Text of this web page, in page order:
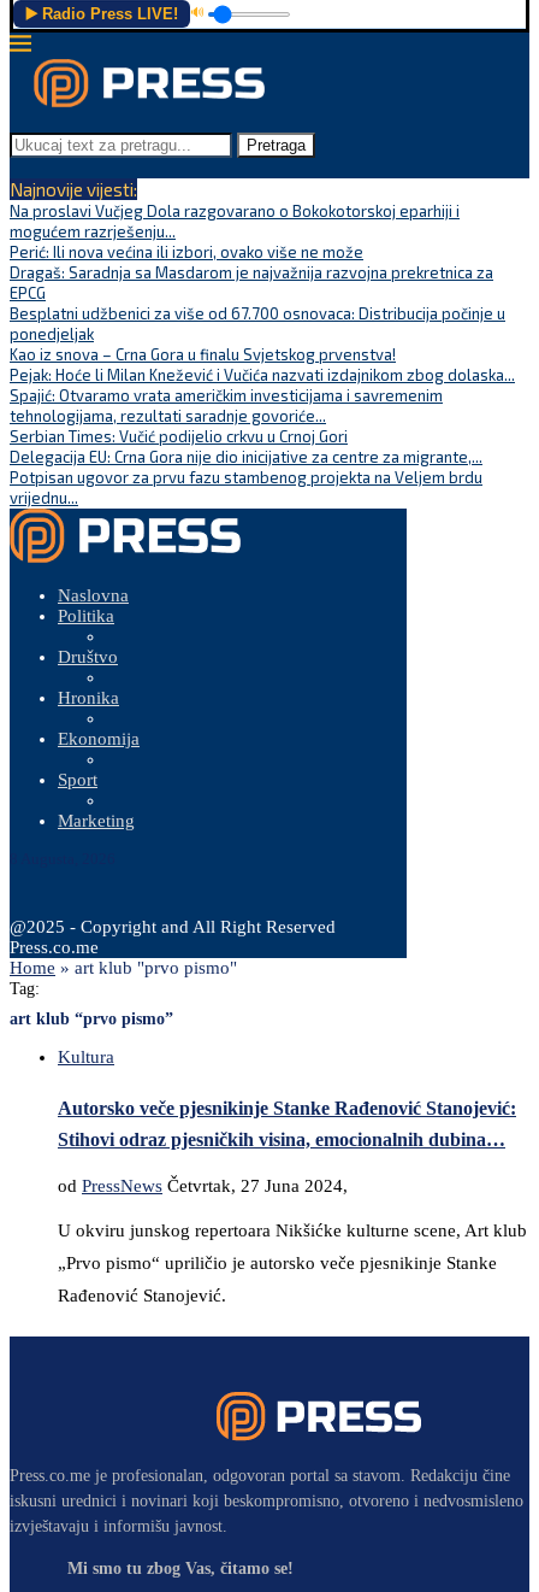
▶️ Radio Press LIVE! 🔊
Pretraga
Najnovije vijesti:
Na proslavi Vučjeg Dola razgovarano o Bokokotorskoj eparhiji i
mogućem razrješenju...
Perić: Ili nova većina ili izbori, ovako više ne može
Dragaš: Saradnja sa Masdarom je najvažnija razvojna prekretnica za
EPCG
Besplatni udžbenici za više od 67.700 osnovaca: Distribucija počinje u
ponedjeljak
Kao iz snova – Crna Gora u finalu Svjetskog prvenstva!
Pejak: Hoće li Milan Knežević i Vučića nazvati izdajnikom zbog dolaska...
Spajić: Otvaramo vrata američkim investicijama i savremenim
tehnologijama, rezultati saradnje govoriće...
Serbian Times: Vučić podijelio crkvu u Crnoj Gori
Delegacija EU: Crna Gora nije dio inicijative za centre za migrante,...
Potpisan ugovor za prvu fazu stambenog projekta na Veljem brdu
vrijednu...
Naslovna
Politika
Društvo
Hronika
Ekonomija
Sport
Marketing
@2025 - Copyright and All Right Reserved
Press.co.me
Home » art klub "prvo pismo"
Tag:
art klub “prvo pismo”
Kultura
Autorsko veče pjesnikinje Stanke Rađenović Stanojević:
Stihovi odraz pjesničkih visina, emocionalnih dubina…
od PressNews Četvrtak, 27 Juna 2024,
U okviru junskog repertoara Nikšićke kulturne scene, Art klub
„Prvo pismo“ upriličio je autorsko veče pjesnikinje Stanke
Rađenović Stanojević.
Press.co.me je profesionalan, odgovoran portal sa stavom. Redakciju čine
iskusni urednici i novinari koji beskompromisno, otvoreno i nedvosmisleno
izvještavaju i informišu javnost.
Mi smo tu zbog Vas, čitamo se!